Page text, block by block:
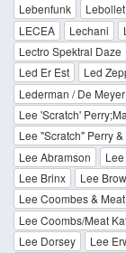
Lebenfunk Lebollet
LECEA
Lechani
Lectro Spektral Daze
Led Er Est
Led
Lederman / De Meyer
Lee 'Scratch'
Lee "Scratch" Perry
Lee Abramson
Lee Brinx
Lee
Lee Coombes &
Lee Coombs/Meat
Lee Dorsey
Lee